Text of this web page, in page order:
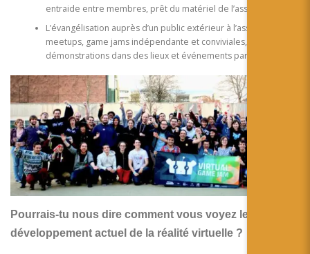
entraide entre membres, prêt du matériel de l’association,…
L’évangélisation auprès d’un public extérieur à l’association :
meetups, game jams indépendante et conviviales,
démonstrations dans des lieux et événements partenaires,…
Pourrais-tu nous dire comment vous voyez le
développement actuel de la réalité virtuelle ?